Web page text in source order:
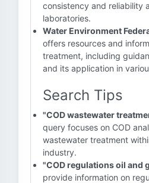
consistency and reliability
laboratories.
Water Environment
offers resources and
treatment, including
and its application in
Search Tips
"COD wastewater
query focuses on COD
wastewater treatment
industry.
"COD regulations oil and
provide information on